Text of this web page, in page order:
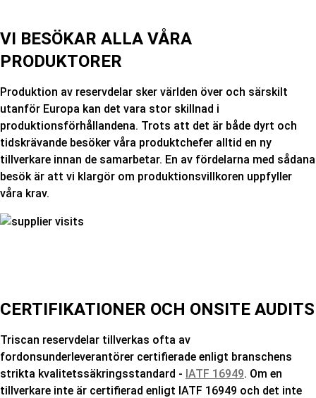
VI BESÖKAR ALLA VÅRA
PRODUKTORER
Produktion av reservdelar sker världen över och särskilt
utanför Europa kan det vara stor skillnad i
produktionsförhållandena. Trots att det är både dyrt och
tidskrävande besöker våra produktchefer alltid en ny
tillverkare innan de samarbetar. En av fördelarna med sådana
besök är att vi klargör om produktionsvillkoren uppfyller
våra krav.
CERTIFIKATIONER OCH ONSITE AUDITS
Triscan reservdelar tillverkas ofta av
fordonsunderleverantörer certifierade enligt branschens
strikta kvalitetssäkringsstandard - IATF 16949. Om en
tillverkare inte är certifierad enligt IATF 16949 och det inte